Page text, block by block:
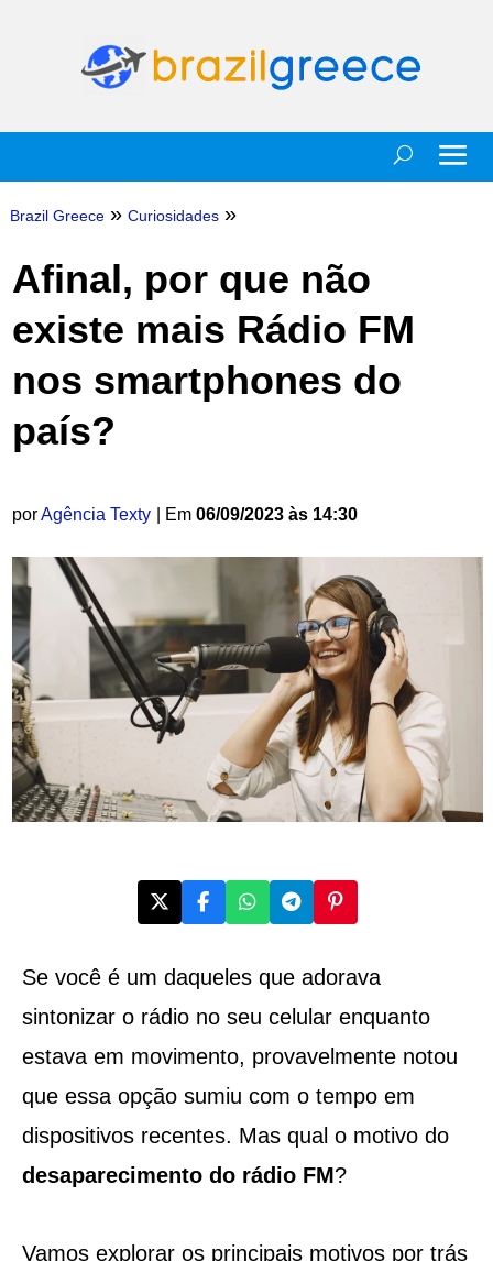
Brazil Greece » Curiosidades »
Afinal, por que não
existe mais Rádio FM
nos smartphones do
país?
porAgência Texty | Em 06/09/2023 às 14:30
Se você é um daqueles que adorava
sintonizar o rádio no seu celular enquanto
estava em movimento, provavelmente notou
que essa opção sumiu com o tempo em
dispositivos recentes. Mas qual o motivo do
desaparecimento do rádio FM?
Vamos explorar os principais motivos por trás